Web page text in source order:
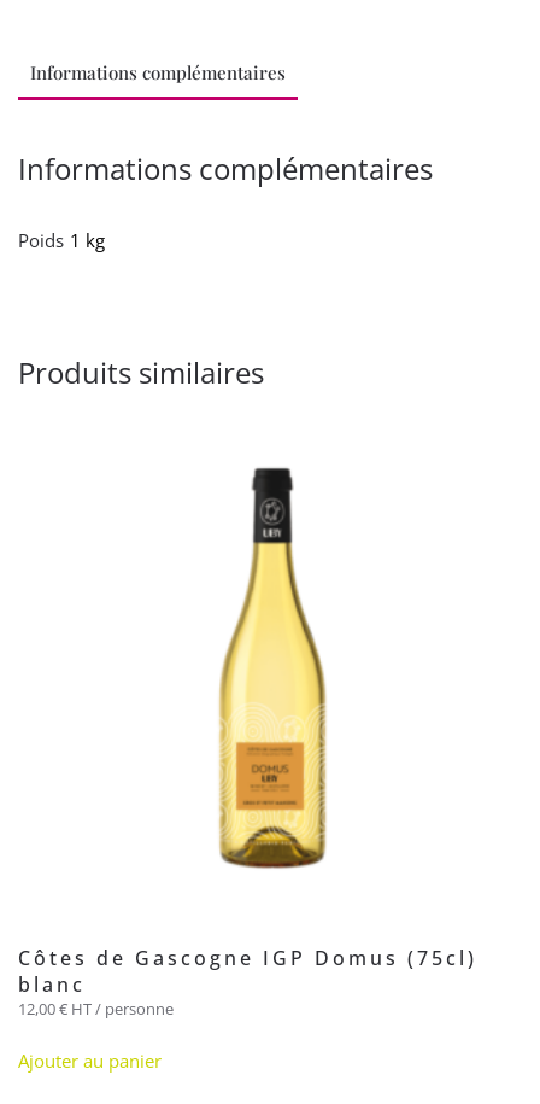
"5Informations complémentaires
Informations complémentaires
Poids 1 kg
Produits similaires
Côtes de Gascogne IGP Domus (75cl)
blanc
12,00€ HT / personne
Ajouter au panier